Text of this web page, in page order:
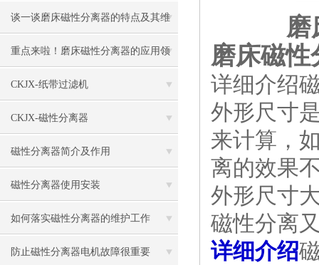
得收藏！
谈一谈磨床磁性分离器的特点及其维
护与保养
重点来啦！磨床磁性分离器的应用领
域及特点
CKJX-纸带过滤机
CKJX-磁性分离器
磁性分离器简介及作用
磁性分离器使用安装
如何落实磁性分离器的维护工作
防止磁性分离器电机故障很重要
磨
磨床磁性
详细介绍
外形尺寸
来计算，
离的效果
外形尺寸
磁性分离
详细介绍